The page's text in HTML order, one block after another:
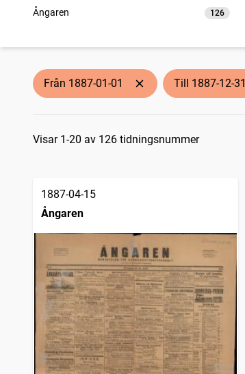
Ångaren 126
träffar
Från 1887-01-01 Till 1887-12-31
Sökresultat
Visar 1-20 av 126 tidningsnummer
1887-04-15
Ångaren